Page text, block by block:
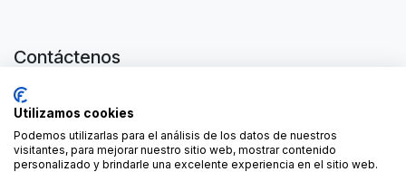
Contáctenos
contact@forgeflow.com
+34 936 94 04 85
Utilizamos cookies
Podemos utilizarlas para el análisis de los datos de nuestros
visitantes, para mejorar nuestro sitio web, mostrar contenido
personalizado y brindarle una excelente experiencia en el sitio web.